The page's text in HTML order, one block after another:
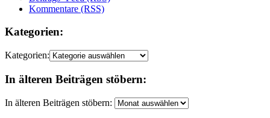
Kommentare (RSS)
Kategorien:
Kategorien:
In älteren Beiträgen stöbern:
In älteren Beiträgen stöbern: